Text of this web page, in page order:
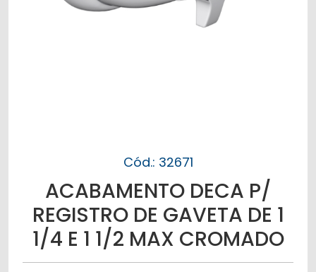
Cód.: 32671
ACABAMENTO DECA P/
REGISTRO DE GAVETA DE 1
1/4 E 1 1/2 MAX CROMADO